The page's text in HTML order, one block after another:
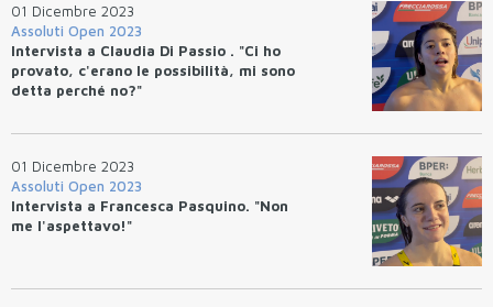
01 Dicembre 2023
Assoluti Open 2023
Intervista a Claudia Di Passio . "Ci ho
provato, c'erano le possibilità, mi sono
detta perché no?"
01 Dicembre 2023
Assoluti Open 2023
Intervista a Francesca Pasquino. "Non
me l'aspettavo!"